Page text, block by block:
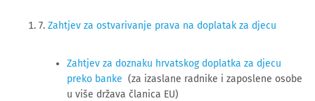
7. Zahtjev za ostvarivanje prava na doplatak za djecu
Zahtjev za doznaku hrvatskog doplatka za djecu
preko banke (za izaslane radnike i zaposlene osobe
u više država članica EU)